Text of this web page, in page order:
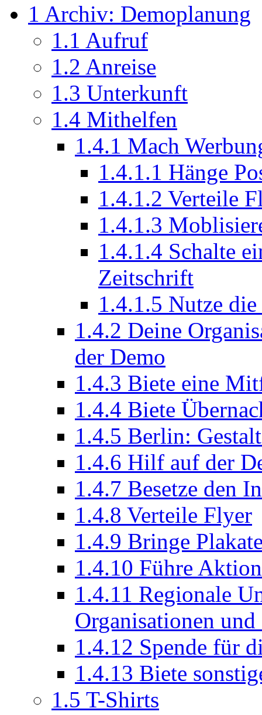
1 Archiv: Demoplanung
1.1 Aufruf
1.2 Anreise
1.3 Unterkunft
1.4 Mithelfen
1.4.1 Mach
1.4.1.1 Hänge
1.4.1.2 Verteile
1.4.1.3
1.4.1.4 Schalte
Zeitschrift
1.4.1.5 Nutze
1.4.2 Deine
der Demo
1.4.3 Biete eine
1.4.4 Biete
1.4.5 Berlin:
1.4.6 Hilf auf der
1.4.7 Besetze den
1.4.8 Verteile Flyer
1.4.9 Bringe
1.4.10 Führe
1.4.11 Regionale
Organisationen
1.4.12 Spende für
1.4.13 Biete
1.5 T-Shirts